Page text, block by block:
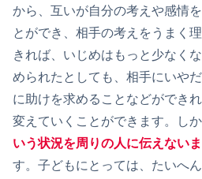
から、互いが自分の考えや感情
とができ、相手の考えをうまく
きれば、いじめはもっと少なく
められたとしても、相手にいや
に助けを求めることなどができ
変えていくことができます。しか
いう状況を周りの人に伝えない
す。子どもにとっては、たいへ